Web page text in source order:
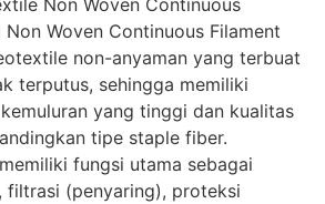
Non Woven Continuous
Woven Continuous Filament
non-anyaman yang terbuat
terputus, sehingga memiliki
yang tinggi dan kualitas
tipe staple fiber.
fungsi utama sebagai
filtrasi (penyaring), proteksi